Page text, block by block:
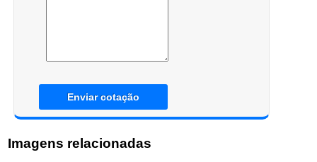
Enviar cotação
Imagens relacionadas